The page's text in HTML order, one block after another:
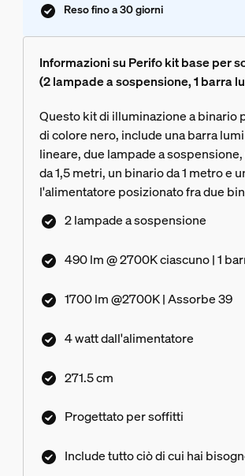
Reso fino a 30 giorni
Informazioni su Perifo kit base per
(2 lampade a sospensione, 1 barra
Questo kit di illuminazione a binario
di colore nero, include una barra
lineare, due lampade a
da 1,5 metri, un binario da 1 metro e
l'alimentatore posizionato fra due
2 lampade a sospensione
490 lm @ 2700K ciascuno | 1
1700 lm @2700K | Assorbe 39
4 watt dall'alimentatore
271.5 cm
Progettato per soffitti
Include tutto ciò di cui hai